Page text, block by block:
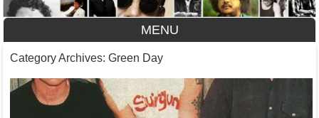
MENU
Skip to content
Category Archives: Green Day